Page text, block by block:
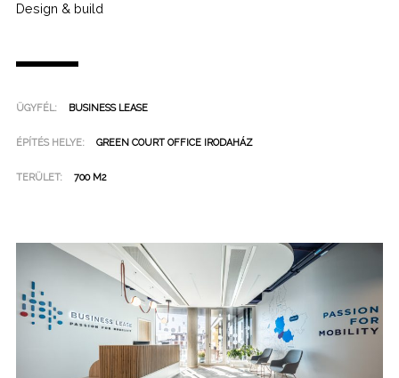
Design & build
ÜGYFÉL: BUSINESS LEASE
ÉPÍTÉS HELYE: GREEN COURT OFFICE IRODAHÁZ
TERÜLET: 700 M2